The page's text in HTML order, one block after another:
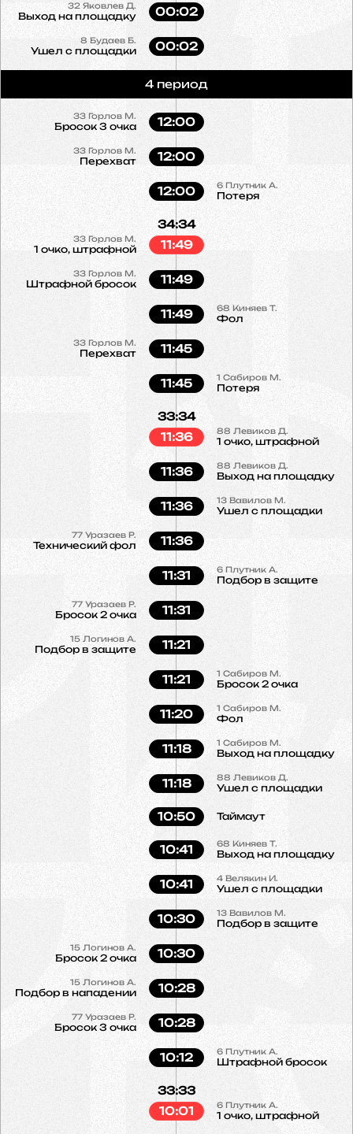
32 Яковлев Д.
Выход на площадку 00:02
8 Будаев Б.
Ушел с площадки 00:02
4 период
33 Горлов М.
Бросок 3 очка 12:00
33 Горлов М.
Перехват 12:00
6 Плутник А.
Потеря
12:00
33 Горлов М.
1 очко, штрафной
34:34
11:49
33 Горлов М.
Штрафной бросок 11:49
68 Киняев Т.
Фол
11:49
33 Горлов М.
Перехват 11:45
1 Сабиров М.
Потеря
11:45
88 Левиков Д.
1 очко, штрафной
33:34
11:36
88 Левиков Д.
Выход на площадку
11:36
13 Вавилов М.
Ушел с площадки
11:36
77 Уразаев Р.
Технический фол 11:36
6 Плутник А.
Подбор в защите
11:31
77 Уразаев Р.
Бросок 2 очка 11:31
15 Логинов А.
Подбор в защите 11:21
1 Сабиров М.
Бросок 2 очка
11:21
1 Сабиров М.
Фол
11:20
1 Сабиров М.
Выход на площадку
11:18
88 Левиков Д.
Ушел с площадки
11:18
Таймаут
10:50
68 Киняев Т.
Выход на площадку
10:41
4 Велякин И.
Ушел с площадки
10:41
13 Вавилов М.
Подбор в защите
10:30
15 Логинов А.
Бросок 2 очка 10:30
15 Логинов А.
Подбор в нападении 10:28
77 Уразаев Р.
Бросок 3 очка 10:28
6Плутник А.
Штрафной бросок
10:12
6 Плутник А.
1 очко, штрафной
33:33
10:01